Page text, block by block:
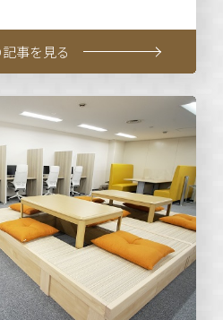
記事を見る